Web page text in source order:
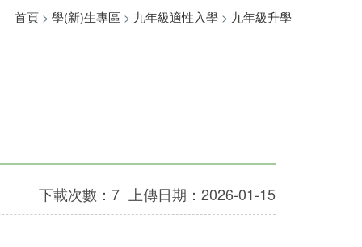
首頁 > 學(新)生專區 > 九年級適性入學 > 九年級升學
上傳日期：2026-01-15
下載次數：7